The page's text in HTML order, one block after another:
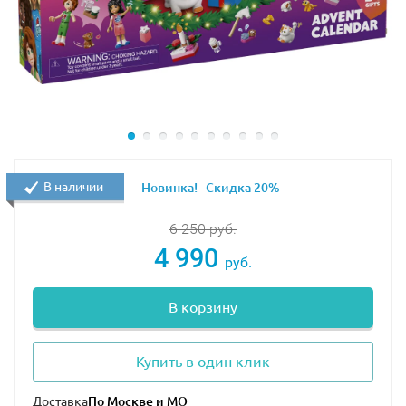
6 250руб.
4 990 руб.
В корзину
Купить в один клик
Доставка
В наличии Новинка! Скидка 20%